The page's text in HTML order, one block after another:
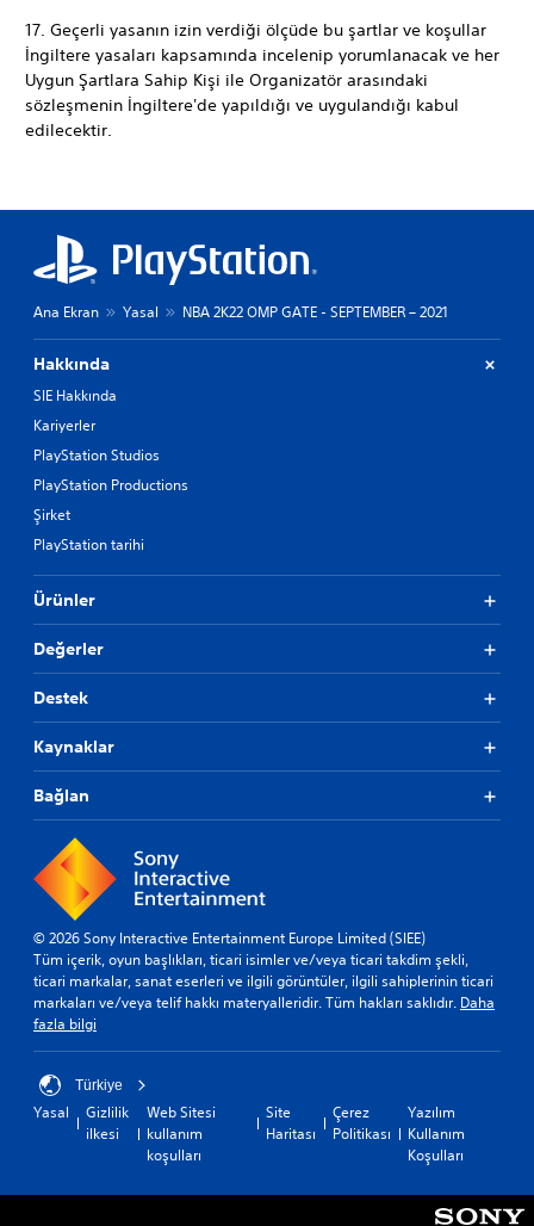
17. Geçerli yasanın izin verdiği ölçüde bu şartlar ve koşullar
İngiltere yasaları kapsamında incelenip yorumlanacak ve her
Uygun Şartlara Sahip Kişi ile Organizatör arasındaki
sözleşmenin İngiltere'de yapıldığı ve uygulandığı kabul
edilecektir.
Ana Ekran Yasal NBA 2K22 OMP GATE - SEPTEMBER – 2021
Hakkında
SIE Hakkında
Kariyerler
PlayStation Studios
PlayStation Productions
Şirket
PlayStation tarihi
Ürünler
Değerler
Destek
Kaynaklar
Bağlan
© 2026 Sony Interactive Entertainment Europe Limited (SIEE)
Tüm içerik, oyun başlıkları, ticari isimler ve/veya ticari takdim şekli,
ticari markalar, sanat eserleri ve ilgili görüntüler, ilgili sahiplerinin ticari
markaları ve/veya telif hakkı materyalleridir. Tüm hakları saklıdır. Daha
fazla bilgi
Türkiye
Yasal
Gizlilik
ilkesi
Web Sitesi
kullanım
koşulları
Site
Haritası
Çerez
Politikası
Yazılım
Kullanım
Koşulları